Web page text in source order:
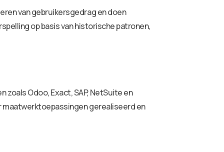
van gebruikersgedrag en doen
op basis van historische patronen,
Odoo, Exact, SAP, NetSuite en
gerealiseerd en